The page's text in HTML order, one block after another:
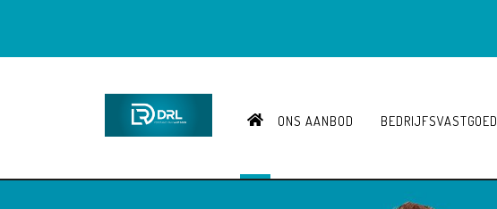
HOMEONS AANBOD BEDRIJFSVASTGOED